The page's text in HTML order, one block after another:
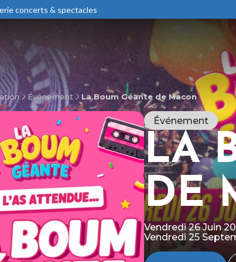
concerts & spectacles
Événement La Boum Géante de Macon
Événement
LA
DE
Vendredi 26 Juin
Vendredi 25